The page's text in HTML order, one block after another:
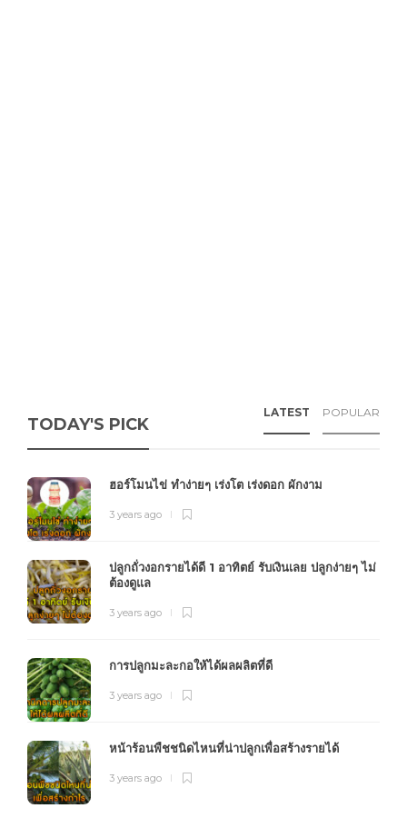
TODAY'S PICK
LATEST POPULAR
ฮอร์โมนไข่ ทำง่ายๆ เร่งโต เร่งดอก ผักงาม
3 years ago
ปลูกถั่วงอกรายได้ดี 1 อาทิตย์ รับเงินเลย ปลูกง่ายๆ ไม่
ต้องดูแล
3 years ago
การปลูกมะละกอให้ได้ผลผลิตที่ดี
3 years ago
หน้าร้อนพืชชนิดไหนที่น่าปลูกเพื่อสร้างรายได้
3 years ago